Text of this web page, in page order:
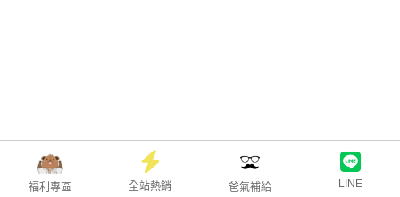
福利專區 全站熱銷 爸氣補給 LINE